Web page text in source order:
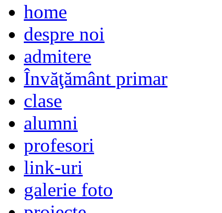
home
despre noi
admitere
Învăţământ primar
clase
alumni
profesori
link-uri
galerie foto